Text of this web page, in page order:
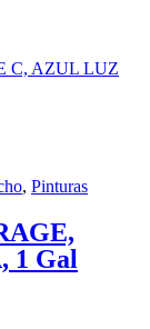
C, AZUL LUZ
, Pinturas
1 Gal